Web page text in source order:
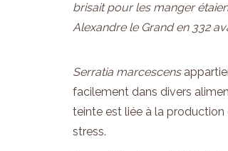
brisait pour les manger
Alexandre le Grand en 332
Serratia marcescens
facilement dans divers
teinte est liée à la production
stress.